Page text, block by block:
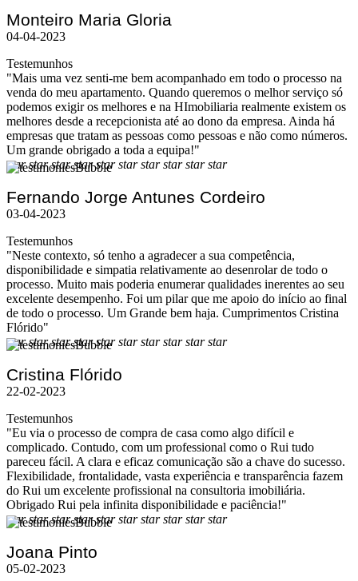
Monteiro Maria Gloria
04-04-2023
Testemunhos
"Mais uma vez senti-me bem acompanhado em todo o processo na
venda do meu apartamento. Quando queremos o melhor serviço só
podemos exigir os melhores e na HImobiliaria realmente existem os
melhores desde a recepcionista até ao dono da empresa. Ainda há
empresas que tratam as pessoas como pessoas e não como números.
Um grande obrigado a toda a equipa!"
star star star star star star star star star star
Fernando Jorge Antunes Cordeiro
03-04-2023
Testemunhos
"Neste contexto, só tenho a agradecer a sua competência,
disponibilidade e simpatia relativamente ao desenrolar de todo o
processo. Muito mais poderia enumerar qualidades inerentes ao seu
excelente desempenho. Foi um pilar que me apoio do início ao final
de todo o processo. Um Grande bem haja. Cumprimentos Cristina
Flórido"
star star star star star star star star star star
Cristina Flórido
22-02-2023
Testemunhos
"Eu via o processo de compra de casa como algo difícil e
complicado. Contudo, com um professional como o Rui tudo
pareceu fácil. A clara e eficaz comunicação são a chave do sucesso.
Flexibilidade, frontalidade, vasta experiência e transparência fazem
do Rui um excelente profissional na consultoria imobiliária.
Obrigado Rui pela infinita disponibilidade e paciência!"
star star star star star star star star star star
Joana Pinto
05-02-2023